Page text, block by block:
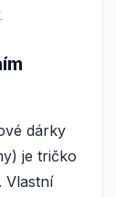
dárky
je tričko
Vlastní